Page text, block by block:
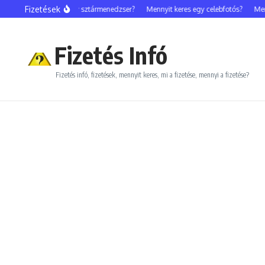
Ugrás a tartalomhoz
Fizetések
Mennyit keres egy sztármenedzser? Mennyit keres egy celebfotós?
Fizetés Infó
Fizetés infó, fizetések, mennyit keres, mi a fizetése, mennyi a fizetése?